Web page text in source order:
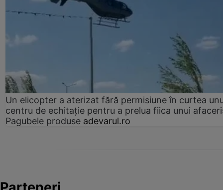
Un elicopter a aterizat fără permisiune în curtea
centru de echitație pentru a prelua fiica unui
Pagubele produse adevarul.ro